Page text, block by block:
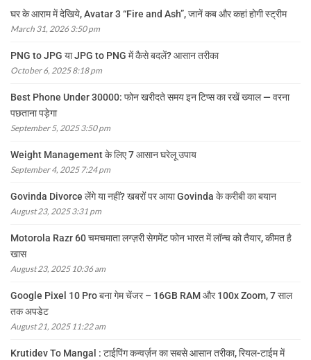
घर के आराम में देखिये, Avatar 3 “Fire and Ash”, जानें कब और कहां होगी स्ट्रीम
March 31, 2026 3:50 pm
PNG to JPG या JPG to PNG में कैसे बदलें? आसान तरीका
October 6, 2025 8:18 pm
Best Phone Under 30000: फोन खरीदते समय इन टिप्स का रखें ख्याल — वरना
पछताना पड़ेगा
September 5, 2025 3:50 pm
Weight Management के लिए 7 आसान घरेलू उपाय
September 4, 2025 7:24 pm
Govinda Divorce लेंगे या नहीं? खबरों पर आया Govinda के करीबी का बयान
August 23, 2025 3:31 pm
Motorola Razr 60 चमचमाता लग्ज़री सेगमेंट फोन भारत में लॉन्च को तैयार, कीमत है
खास
August 23, 2025 10:36 am
Google Pixel 10 Pro बना गेम चेंजर – 16GB RAM और 100x Zoom, 7 साल
तक अपडेट
August 21, 2025 11:22 am
Krutidev To Mangal : टाईपिंग कन्वर्ज़न का सबसे आसान तरीका, रियल-टाईम में